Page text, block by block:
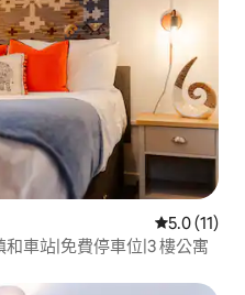
從 11 則評
5.0 (11)
車站|免費停車位|3 樓公寓